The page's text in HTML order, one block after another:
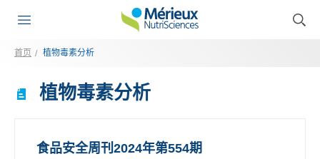
首页 植物毒素分析
植物毒素分析
食品安全周刊2024年第554期